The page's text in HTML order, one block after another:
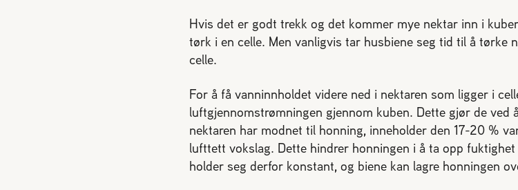
Hvis det er godt trekk og det kommer mye nektar inn i
tørk i en celle. Men vanligvis tar husbiene seg tid til å tørke
celle.
For å få vanninnholdet videre ned i nektaren som ligger i
luftgjennomstrømningen gjennom kuben. Dette gjør de ved
nektaren har modnet til honning, inneholder den 17-20 %
lufttett vokslag. Dette hindrer honningen i å ta opp
holder seg derfor konstant, og biene kan lagre honningen